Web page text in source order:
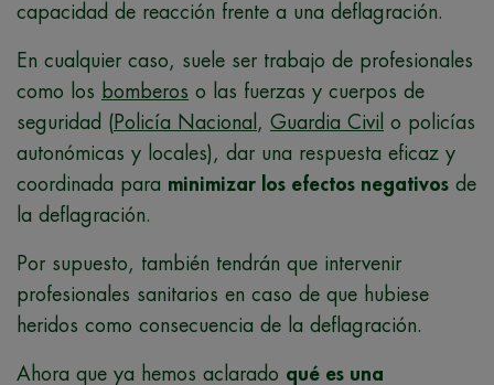
capacidad de reacción frente a una deflagración.
En cualquier caso, suele ser trabajo de profesionales
como los bomberos o las fuerzas y cuerpos de
seguridad ( Policía Nacional , Guardia Civil
o policías
autonómicas y locales), dar una respuesta eficaz y
coordinada para minimizar los efectos negativos de
la deflagración.
Por supuesto, también tendrán que intervenir
profesionales sanitarios en caso de que hubiese
heridos como consecuencia de la deflagración.
Ahora que ya hemos aclarado qué es una